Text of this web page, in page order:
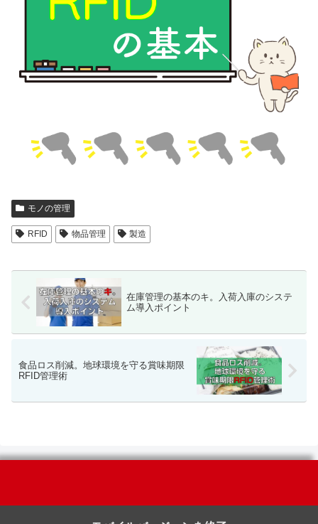
モノの管理
RFID 物品管理 製造
在庫管理の基本のキ。入荷入庫のシステ
ム導入ポイント
食品ロス削減。地球環境を守る賞味期限
RFID管理術